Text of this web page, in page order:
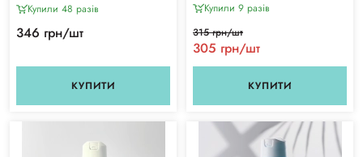
Купили 48 разiв
346 грн/шт
КУПИТИ
Купили 9 разiв
305 грн/шт
315 грн/шт
КУПИТИ